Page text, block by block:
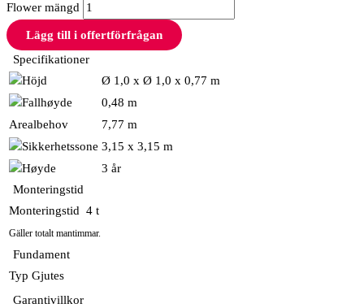
Flower mängd
Lägg till i offertförfrågan
Specifikationer
Ø 1,0 x Ø 1,0 x 0,77 m
0,48 m
Arealbehov
7,77 m
3,15 x 3,15 m
3 år
Monteringstid
Monteringstid 4 t
Gäller totalt mantimmar.
Fundament
Typ Gjutes
Garantivillkor